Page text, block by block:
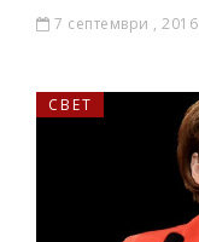
7 септември , 2016
СВЕТ